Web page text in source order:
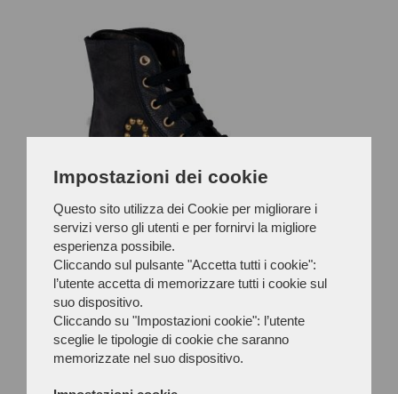
Impostazioni dei cookie
Questo sito utilizza dei Cookie per migliorare i
servizi verso gli utenti e per fornirvi la migliore
esperienza possibile.
Cliccando sul pulsante "Accetta tutti i cookie":
l’utente accetta di memorizzare tutti i cookie sul
suo dispositivo.
Cliccando su "Impostazioni cookie": l’utente
sceglie le tipologie di cookie che saranno
memorizzate nel suo dispositivo.
HIGH BLUE HEART SNEAKERS